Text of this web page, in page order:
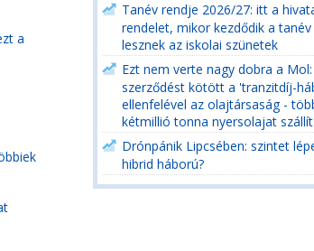
a
Tanév rendje 2026/27: itt a
rendelet, mikor kezdődik a
lesznek az iskolai szünetek
Ezt nem verte nagy dobra a
szerződést kötött a 'tranzitdíj-
ellenfelével az olajtársaság -
kétmillió tonna nyersolajat szállít
Drónpánik Lipcsében: szintet
hibrid háború?